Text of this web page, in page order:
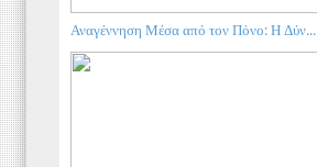
Αναγέννηση Μέσα από τον Πόνο: Η Δύν...